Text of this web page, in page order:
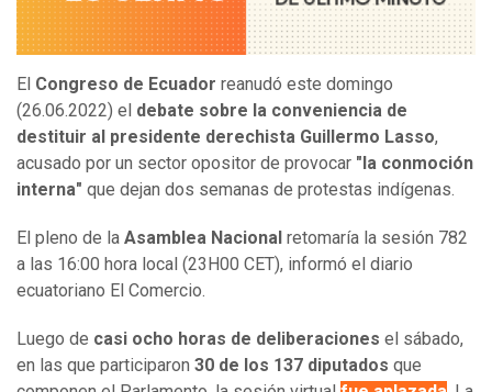
El Congreso de Ecuador reanudó este domingo
(26.06.2022) el debate sobre la conveniencia de
destituir al presidente derechista Guillermo Lasso,
acusado por un sector opositor de provocar "la conmoción
interna" que dejan dos semanas de protestas indígenas.
El pleno de la Asamblea Nacional retomaría la sesión 782
a las 16:00 hora local (23H00 CET), informó el diario
ecuatoriano El Comercio.
Luego de casi ocho horas de deliberaciones el sábado,
en las que participaron 30 de los 137 diputados que